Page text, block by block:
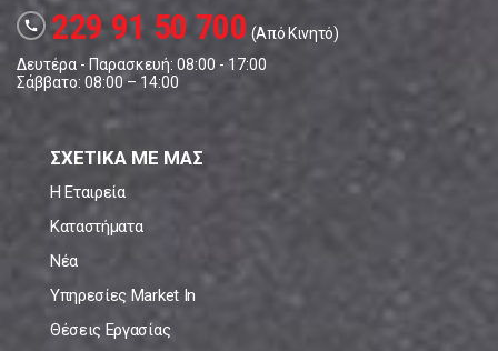
call 229 91 50 700 (Από Κινητό)
Δευτέρα - Παρασκευή: 08:00 - 17:00
Σάββατο: 08:00 – 14:00
ΣΧΕΤΙΚΑ ΜΕ ΜΑΣ
Η Εταιρεία
Καταστήματα
Νέα
Υπηρεσίες Market In
Θέσεις Εργασίας